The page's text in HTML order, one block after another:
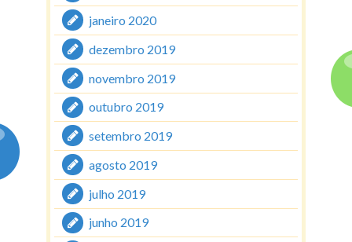
janeiro 2020
dezembro 2019
novembro 2019
outubro 2019
setembro 2019
agosto 2019
julho 2019
junho 2019